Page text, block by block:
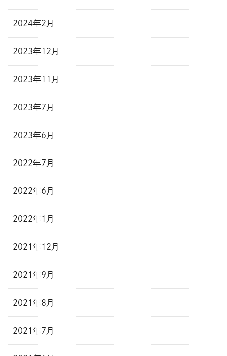
2024年2月
2023年12月
2023年11月
2023年7月
2023年6月
2022年7月
2022年6月
2022年1月
2021年12月
2021年9月
2021年8月
2021年7月